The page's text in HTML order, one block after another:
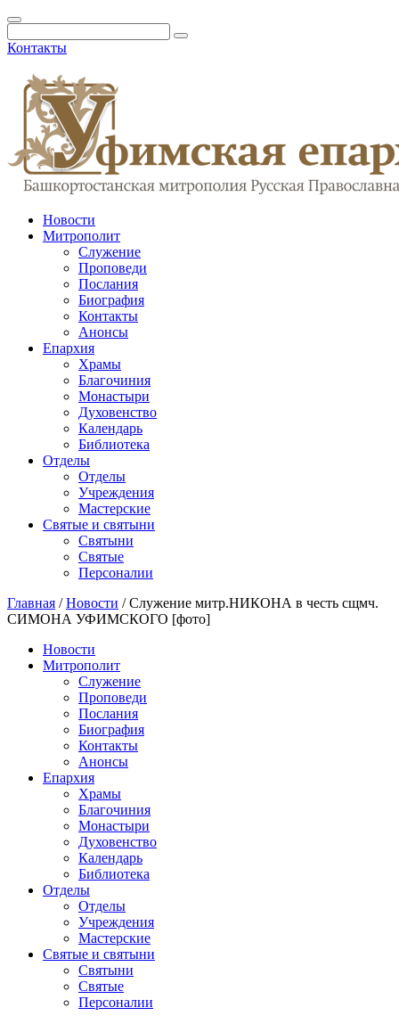
Контакты
Новости
Митрополит
Служение
Проповеди
Послания
Биография
Контакты
Анонсы
Епархия
Храмы
Благочиния
Монастыри
Духовенство
Календарь
Библиотека
Отделы
Отделы
Учреждения
Мастерские
Святые и святыни
Cвятыни
Cвятые
Персоналии
Главная /Новости /Служение митр.НИКОНА в честь сщмч.
СИМОНА УФИМСКОГО [фото]
Новости
Митрополит
Служение
Проповеди
Послания
Биография
Контакты
Анонсы
Епархия
Храмы
Благочиния
Монастыри
Духовенство
Календарь
Библиотека
Отделы
Отделы
Учреждения
Мастерские
Святые и святыни
Cвятыни
Cвятые
Персоналии